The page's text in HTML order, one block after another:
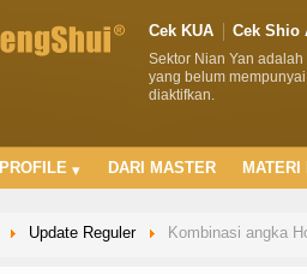
Cek KUA Cek Shio
Sektor Nian Yan
yang belum
diaktifkan.
PROFILE DARI MASTER MATERI
Update Reguler Kombinasi angka